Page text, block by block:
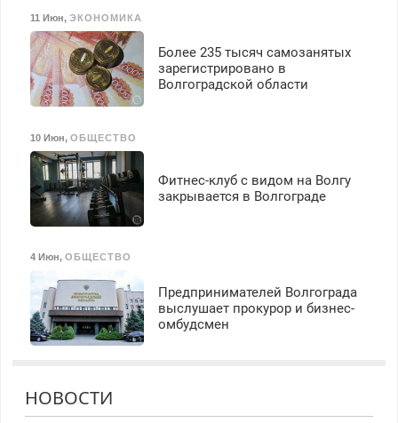
11 Июн, ЭКОНОМИКА
Более 235 тысяч самозанятых
зарегистрировано в
Волгоградской области
10 Июн, ОБЩЕСТВО
Фитнес-клуб с видом на Волгу
закрывается в Волгограде
4 Июн, ОБЩЕСТВО
Предпринимателей Волгограда
выслушает прокурор и бизнес-
омбудсмен
НОВОСТИ